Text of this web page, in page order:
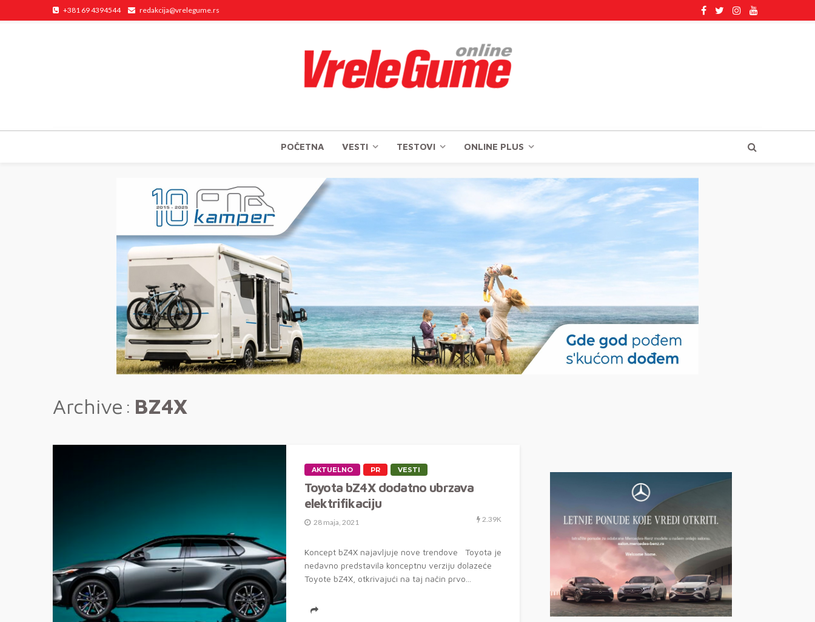
+381 69 4394544 redakcija@vrelegume.rs
POČETNA VESTI TESTOVI ONLINE PLUS
Archive BZ4X
AKTUELNO PR VESTI
Toyota bZ4X dodatno ubrzava
elektrifikaciju
28 maja, 2021 2.39K
Koncept bZ4X najavljuje nove trendove Toyota je
nedavno predstavila konceptnu verziju dolazeće
Toyote bZ4X, otkrivajući na taj način prvo...